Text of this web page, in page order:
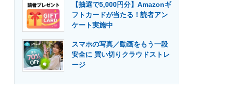
【抽選で5,000円分】Amazonギ
フトカードが当たる！読者アン
ケート実施中
スマホの写真／動画をもう一段
安全に 買い切りクラウドストレ
ージ